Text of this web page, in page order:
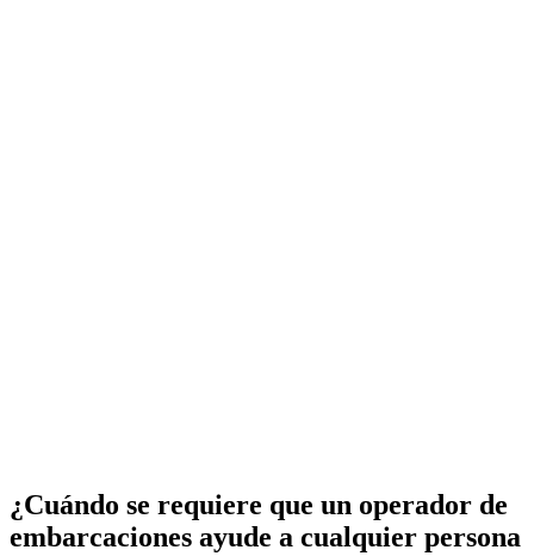
¿Cuándo se requiere que un operador de
embarcaciones ayude a cualquier persona